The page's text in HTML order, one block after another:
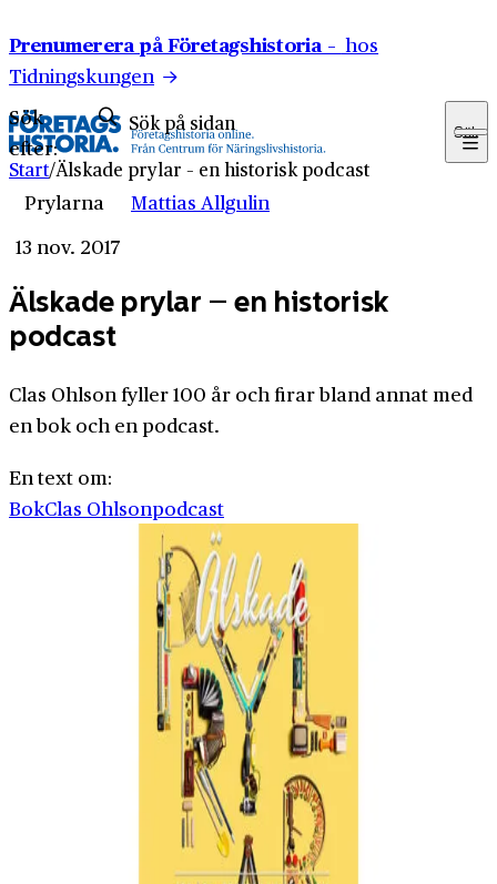
Prenumerera på Företagshistoria – hos
Tidningskungen
Sök
efter:
Sök
Start/Älskade prylar – en historisk podcast
Prylarna
Mattias Allgulin
13 nov. 2017
Älskade prylar – en historisk
podcast
Clas Ohlson fyller 100 år och firar bland annat med
en bok och en podcast.
En text om:
BokClas Ohlsonpodcast